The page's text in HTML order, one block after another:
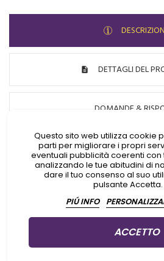
DETTAGLI DEL
DOMANDE &
GD STERIXIDINA5 disinfetta e
tutte le superfici, attrezzature
non sensibili all’alcool.
ATTIVITÀ E TEMPO D’AZIONE:
L’alto tenore di Alcool e la
Questo sito web utilizza cookie
parti per migliorare i propri
eventuali pubblicità coerenti con
analizzando le tue abitudini di
dare il tuo consenso al suo
pulsante Accetta.
PIÚ INFO
ACCETTO